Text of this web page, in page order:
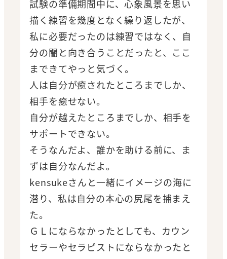
試験の準備期間中に、心象風景を思い
描く練習を幾度となく繰り返したが、
私に必要だったのは練習ではなく、自
分の闇と向き合うことだったと、ここ
まできてやっと気づく。
人は自分が癒されたところまでしか、
相手を癒せない。
自分が越えたところまでしか、相手を
サポートできない。
そうなんだよ、誰かを助ける前に、ま
ずは自分なんだよ。
kensukeさんと一緒にイメージの海に
潜り、私は自分の本心の尻尾を捕まえ
た。
ＧＬにならなかったとしても、カウン
セラーやセラピストにならなかったと